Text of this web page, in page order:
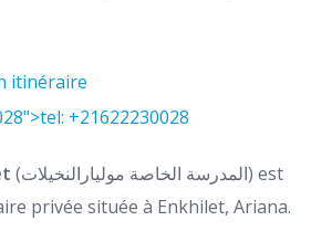
itinéraire
+21622230028
(المدرسة الخاصة موليارالنخيلات) est
privée située à Enkhilet, Ariana.